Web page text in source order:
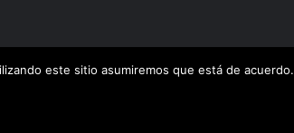
este sitio asumiremos que está de acuerdo.